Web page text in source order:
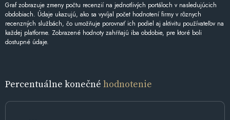
Graf zobrazuje zmeny počtu recenzií na jednotlivých portáloch v nasledujúcich
obdobiach. Údaje ukazujú, ako sa vyvíjal počet hodnotení firmy v rôznych
recenzných službách, čo umožňuje porovnať ich podiel aj aktivitu používateľov na
každej platforme. Zobrazené hodnoty zahŕňajú iba obdobie, pre ktoré boli
dostupné údaje.
Percentuálne konečné hodnotenie